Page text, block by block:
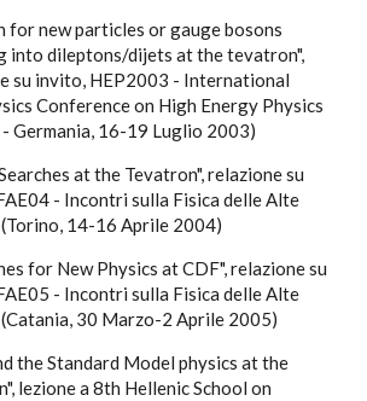
for new particles or gauge bosons
into dileptons/dijets at the tevatron",
su invito, HEP2003 - International
Conference on High Energy Physics
- Germania, 16-19 Luglio 2003)
at the Tevatron", relazione su
- Incontri sulla Fisica delle Alte
14-16 Aprile 2004)
for New Physics at CDF", relazione su
- Incontri sulla Fisica delle Alte
30 Marzo-2 Aprile 2005)
the Standard Model physics at the
lezione a 8th Hellenic School on